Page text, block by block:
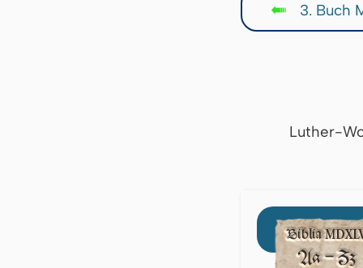
↤ 3. Buch
Luther-